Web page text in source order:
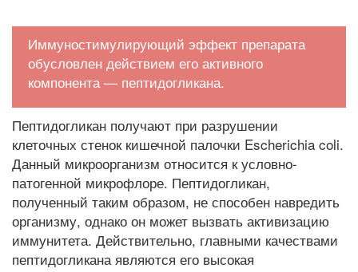
Иммуностимулирующий эффект препарата
обусловлен действием его активного
компонента — пептидогликана.
Пептидогликан получают при разрушении
клеточных стенок кишечной палочки Escherichia coli.
Данный микроорганизм относится к условно-
патогенной микрофлоре. Пептидогликан,
полученный таким образом, не способен навредить
организму, однако он может вызвать активизацию
иммунитета. Действительно, главными качествами
пептидогликана являются его высокая